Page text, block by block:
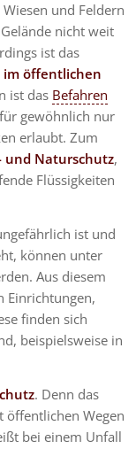
und Feldern
nicht weit
ist das
im öffentlichen
ist das Befahren
gewöhnlich nur
erlaubt. Zum
und Naturschutz,
Flüssigkeiten
ist und
können unter
Aus diesem
Einrichtungen,
finden sich
beispielsweise in
. Denn das
öffentlichen Wegen
bei einem Unfall